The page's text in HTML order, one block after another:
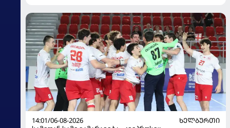
14:01/06-08-2026
ᲮᲔᲚᲑᲣᲠᲗᲘ